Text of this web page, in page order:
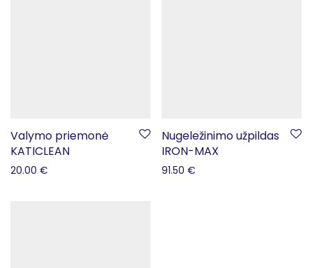
Valymo priemonė
KATICLEAN
20.00 €
Nugeležinimo užpildas
IRON-MAX
91.50 €